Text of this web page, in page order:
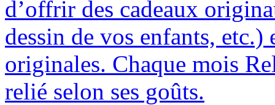
d’offrir des cadeaux
dessin de vos enfants,
originales. Chaque mois
relié selon ses goûts.